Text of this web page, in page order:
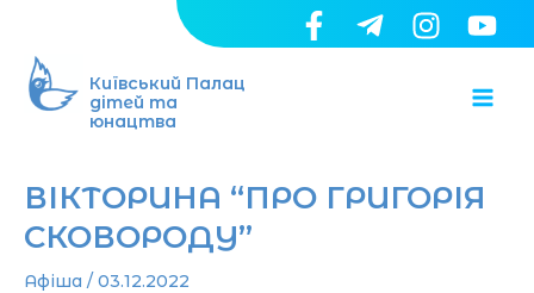
вмісту
Київський Палац
дітей та
юнацтва
ВІКТОРИНА “ПРО ГРИГОРІЯ
СКОВОРОДУ”
Афіша / 03.12.2022